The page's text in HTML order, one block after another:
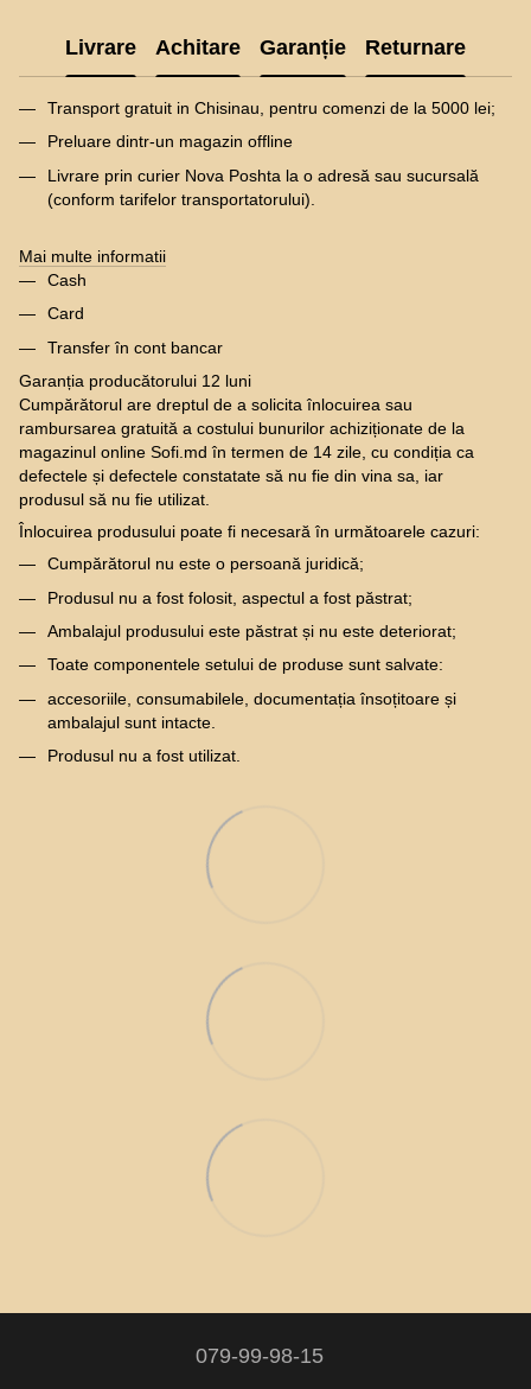
Livrare Achitare Garanție Returnare
Transport gratuit in Chisinau, pentru comenzi de la 5000 lei;
Preluare dintr-un magazin offline
Livrare prin curier Nova Poshta la o adresă sau sucursală
(conform tarifelor transportatorului).
Mai multe informatii
Cash
Card
Transfer în cont bancar
Garanția producătorului 12 luni
Cumpărătorul are dreptul de a solicita înlocuirea sau
rambursarea gratuită a costului bunurilor achiziționate de la
magazinul online Sofi.md în termen de 14 zile, cu condiția ca
defectele și defectele constatate să nu fie din vina sa, iar
produsul să nu fie utilizat.
Înlocuirea produsului poate fi necesară în următoarele cazuri:
Cumpărătorul nu este o persoană juridică;
Produsul nu a fost folosit, aspectul a fost păstrat;
Ambalajul produsului este păstrat și nu este deteriorat;
Toate componentele setului de produse sunt salvate:
accesoriile, consumabilele, documentația însoțitoare și
ambalajul sunt intacte.
Produsul nu a fost utilizat.
079-99-98-15